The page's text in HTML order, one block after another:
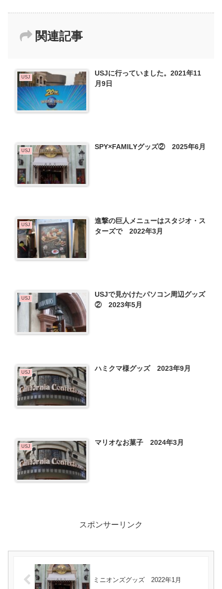
関連記事
USJ
USJに行っていました。2021年11
月9日
USJ SPY×FAMILYグッズ② 2025年6月
USJ
進撃の巨人メニューはスタジオ・ス
ターズで 2022年3月
USJ
USJで見かけたパソコン周辺グッズ
② 2023年5月
USJ ハミクマ様グッズ 2023年9月
USJ マリオなお菓子 2024年3月
スポンサーリンク
ミニオンズグッズ 2022年1月